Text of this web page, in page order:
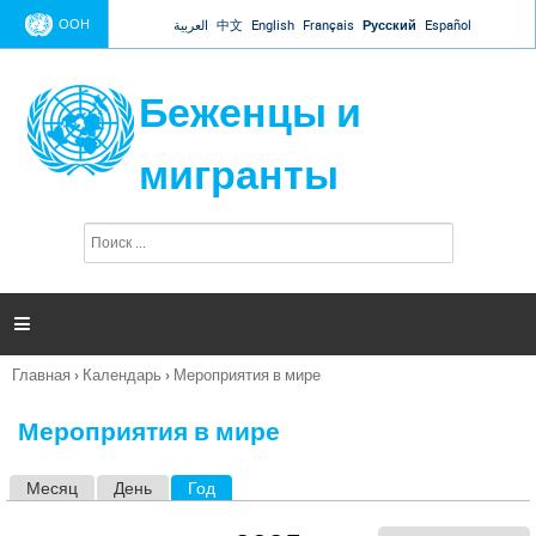
Jump to navigation
ООН العربية 中文 English Français Русский Español
Беженцы и
мигранты
п
и

Вы
Главная › Календарь › Мероприятия в мире
Мероприятия в мире
Месяц День Год